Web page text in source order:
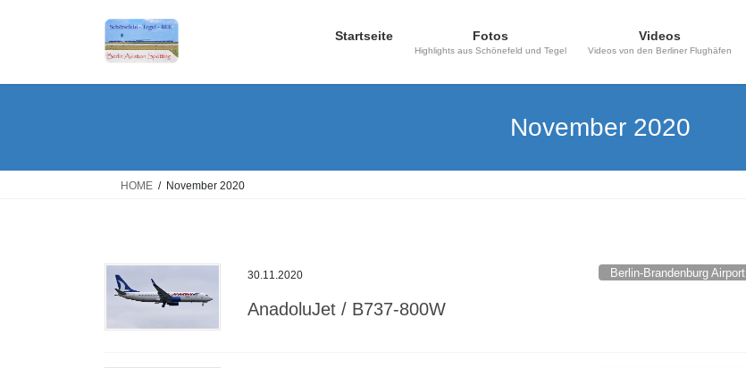
Startseite Fotos
Highlights aus Schönefeld und Tegel
Videos
Videos von den Berliner Flughäfen
November 2020
HOME November 2020
30.11.2020 Berlin-Brandenburg Airport
AnadoluJet / B737-800W